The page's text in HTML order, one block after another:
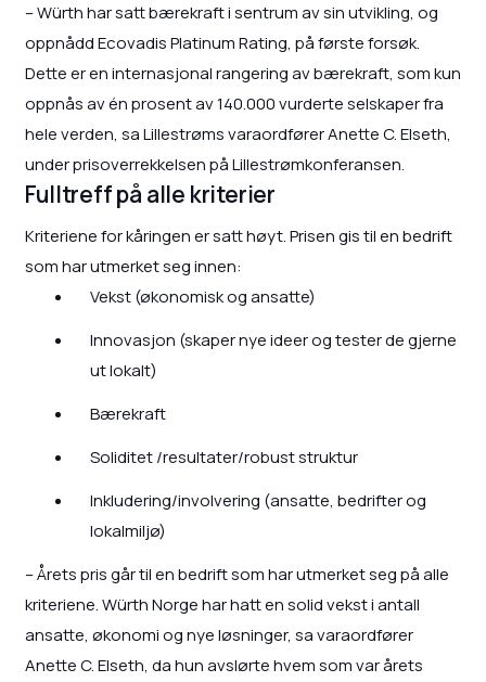
– Würth har satt bærekraft i sentrum av sin utvikling, og
oppnådd Ecovadis Platinum Rating, på første forsøk.
Dette er en internasjonal rangering av bærekraft, som kun
oppnås av én prosent av 140.000 vurderte selskaper fra
hele verden, sa Lillestrøms varaordfører Anette C. Elseth,
under prisoverrekkelsen på Lillestrømkonferansen.
Fulltreff på alle kriterier
Kriteriene for kåringen er satt høyt. Prisen gis til en bedrift
som har utmerket seg innen:
Vekst (økonomisk og ansatte)
Innovasjon (skaper nye ideer og tester de gjerne
ut lokalt)
Bærekraft
Soliditet /resultater/robust struktur
Inkludering/involvering (ansatte, bedrifter og
lokalmiljø)
– Årets pris går til en bedrift som har utmerket seg på alle
kriteriene. Würth Norge har hatt en solid vekst i antall
ansatte, økonomi og nye løsninger, sa varaordfører
Anette C. Elseth, da hun avslørte hvem som var årets